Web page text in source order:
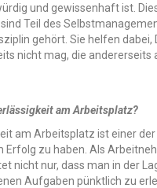
und gewissenhaft ist.
Teil des
gehört. Sie helfen dabei,
nicht mag, die andererseits
am Arbeitsplatz?
am Arbeitsplatz ist einer
Erfolg zu haben. Als
nicht nur, dass man in der
Aufgaben pünktlich zu